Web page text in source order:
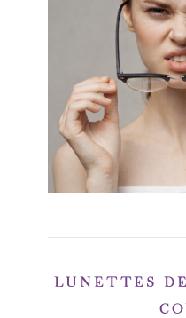
LUNETTES